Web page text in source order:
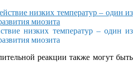
низких температур – один из
миозита
реакции также могут быть